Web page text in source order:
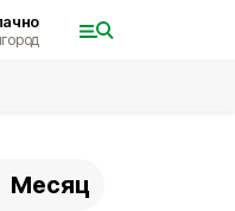
Месяц